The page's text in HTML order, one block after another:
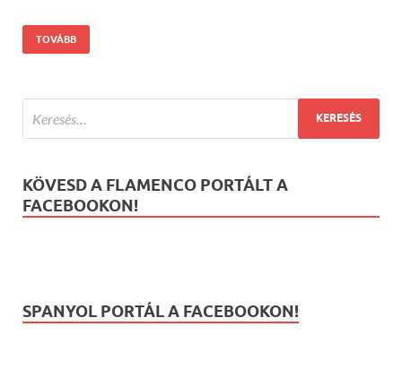
TOVÁBB
KÖVESD A FLAMENCO PORTÁLT A
FACEBOOKON!
SPANYOL PORTÁL A FACEBOOKON!